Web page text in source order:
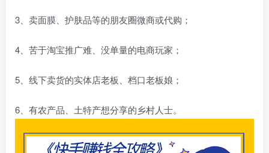
3、卖面膜、护肤品等的朋友圈微商或代购；
4、苦于淘宝推广难、没单量的电商玩家；
5、线下卖货的实体店老板、档口老板娘；
6、有农产品、土特产想分享的乡村人士。